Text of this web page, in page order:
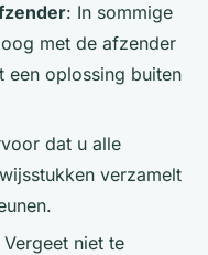
: In sommige
met de afzender
een oplossing buiten
dat u alle
verzamelt
Vergeet niet te